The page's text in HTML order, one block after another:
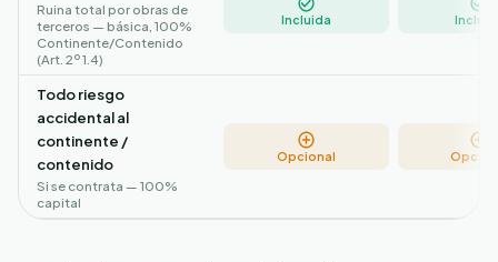
Ruina total por obras de
terceros — básica, 100%
Continente/Contenido
(Art. 2º 1.4)
Incluida
Todo riesgo
accidental al
continente /
contenido
Si se contrata — 100%
capital
Opcional